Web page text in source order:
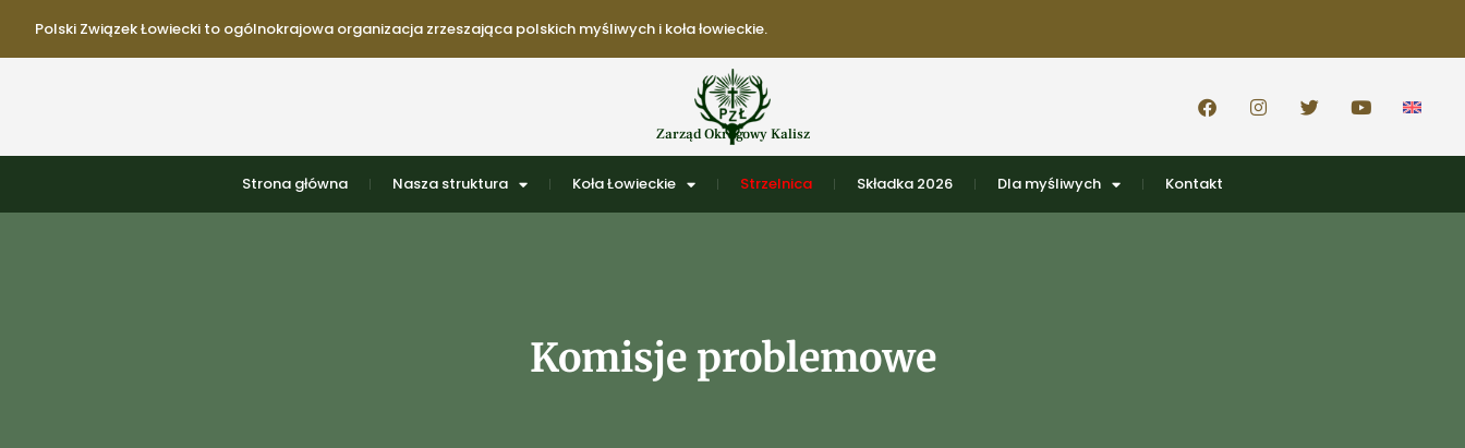
Polski Związek Łowiecki to ogólnokrajowa organizacja zrzeszająca polskich myśliwych i koła łowieckie.
Zarząd Okręgowy Kalisz
Strona główna Nasza struktura Koła Łowieckie Strzelnica Składka 2026 Dla myśliwych Kontakt
Komisje problemowe